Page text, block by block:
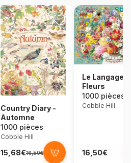
Country Diary -
Automne
1000 pièces
Cobble Hill
15,68€16,50€
Le Langage
Fleurs
1000 pièces
Cobble Hill
16,50€